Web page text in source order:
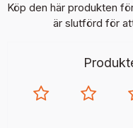
Köp den här produkten
är slutförd för